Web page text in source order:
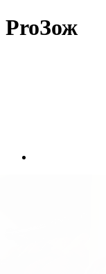
ProЗож